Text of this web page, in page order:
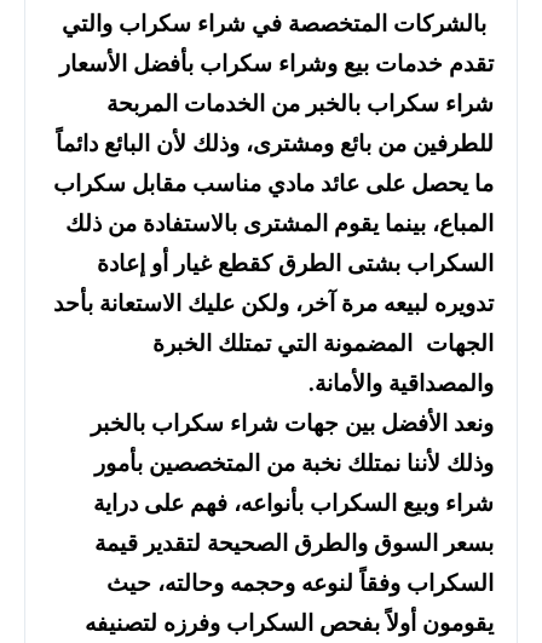
بالشركات المتخصصة في شراء سكراب والتي
تقدم خدمات بيع وشراء سكراب بأفضل الأسعار
شراء سكراب بالخبر من الخدمات المربحة
للطرفين من بائع ومشترى، وذلك لأن البائع دائماً
ما يحصل على عائد مادي مناسب مقابل سكراب
المباع، بينما يقوم المشترى بالاستفادة من ذلك
السكراب بشتى الطرق كقطع غيار أو إعادة
تدويره لبيعه مرة آخر، ولكن عليك الاستعانة بأحد
الجهات المضمونة التي تمتلك الخبرة
والمصداقية والأمانة.
ونعد الأفضل بين جهات شراء سكراب بالخبر
وذلك لأننا نمتلك نخبة من المتخصصين بأمور
شراء وبيع السكراب بأنواعه، فهم على دراية
بسعر السوق والطرق الصحيحة لتقدير قيمة
السكراب وفقاً لنوعه وحجمه وحالته، حيث
يقومون أولاً بفحص السكراب وفرزه لتصنيفه